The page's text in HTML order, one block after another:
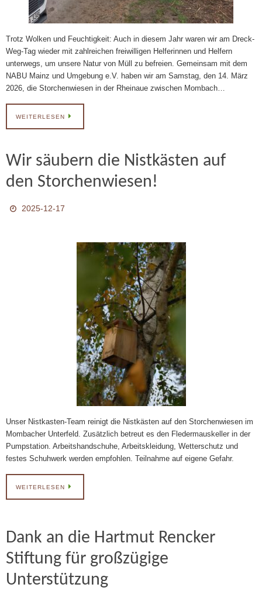
Trotz Wolken und Feuchtigkeit: Auch in diesem Jahr waren wir am Dreck-
Weg-Tag wieder mit zahlreichen freiwilligen Helferinnen und Helfern
unterwegs, um unsere Natur von Müll zu befreien. Gemeinsam mit dem
NABU Mainz und Umgebung e.V. haben wir am Samstag, den 14. März
2026, die Storchenwiesen in der Rheinaue zwischen Mombach…
WEITERLESEN
Wir säubern die Nistkästen auf
den Storchenwiesen!
2025-12-17
Unser Nistkasten-Team reinigt die Nistkästen auf den Storchenwiesen im
Mombacher Unterfeld. Zusätzlich betreut es den Fledermauskeller in der
Pumpstation. Arbeitshandschuhe, Arbeitskleidung, Wetterschutz und
festes Schuhwerk werden empfohlen. Teilnahme auf eigene Gefahr.
WEITERLESEN
Dank an die Hartmut Rencker
Stiftung für großzügige
Unterstützung